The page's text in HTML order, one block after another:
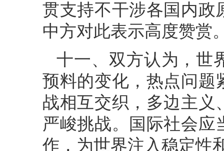
贯支持不干涉各国内政
中方对此表示高度赞赏
十一、双方认为，世
预料的变化，热点问题
战相互交织，多边主义
严峻挑战。国际社会
作，为世界注入稳定性